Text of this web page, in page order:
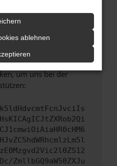
Schritte versucht
Wir werden
zu beheben. Du kannst
um uns bei der
ZmllbGQ9aW50ZXJu
ablehnen